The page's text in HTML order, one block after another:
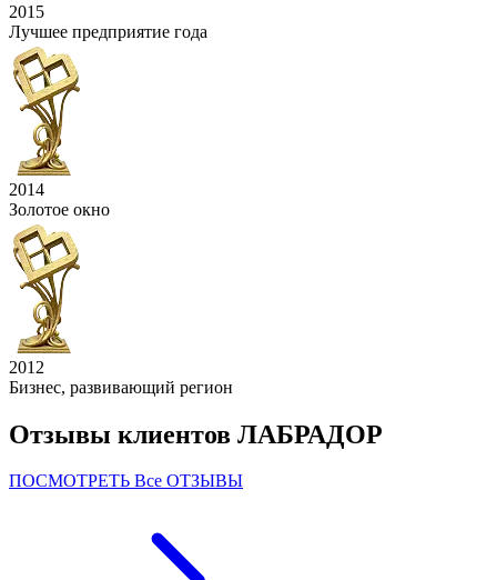
2015
Лучшее предприятие года
2014
Золотое окно
2012
Бизнес, развивающий регион
Отзывы клиентов ЛАБРАДОР
ПОСМОТРЕТЬ Все ОТЗЫВЫ